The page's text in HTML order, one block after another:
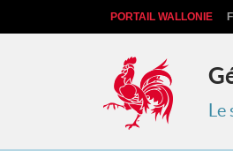
PORTAIL WALLONIE